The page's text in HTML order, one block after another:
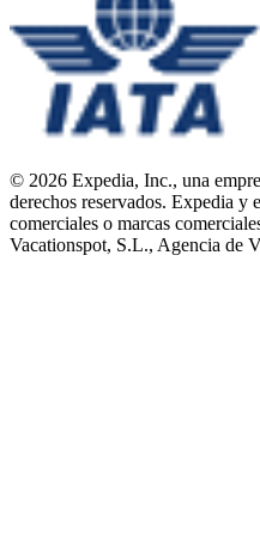
© 2026 Expedia, Inc., una
derechos reservados. Expedia y
comerciales o marcas
Vacationspot, S.L., Agencia de